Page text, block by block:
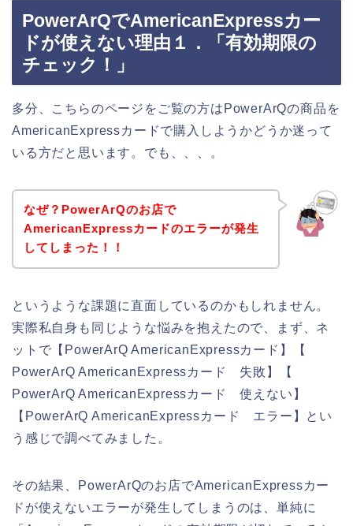
PowerArQでAmericanExpressカー
ドが使えない理由１．「有効期限の
チェック！」
多分、こちらのページをご覧の方はPowerArQの商品を
AmericanExpressカードで購入しようかどうか迷って
いる方だと思います。でも、、、。
なぜ？PowerArQのお店で
AmericanExpressカードのエラーが発生
してしまった！！
というような課題に直面しているのかもしれません。
実際私自身も同じような悩みを抱えたので、まず、ネ
ットで【PowerArQ AmericanExpressカード】【
PowerArQ AmericanExpressカード 失敗】【
PowerArQ AmericanExpressカード 使えない】
【PowerArQ AmericanExpressカード エラー】とい
う感じで調べてみました。
その結果、PowerArQのお店でAmericanExpressカー
ドが使えないエラーが発生してしまうのは、単純に